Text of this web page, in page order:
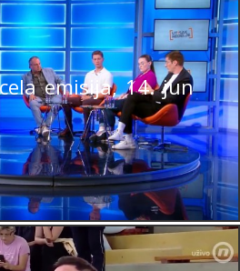
emisija, 14. jun